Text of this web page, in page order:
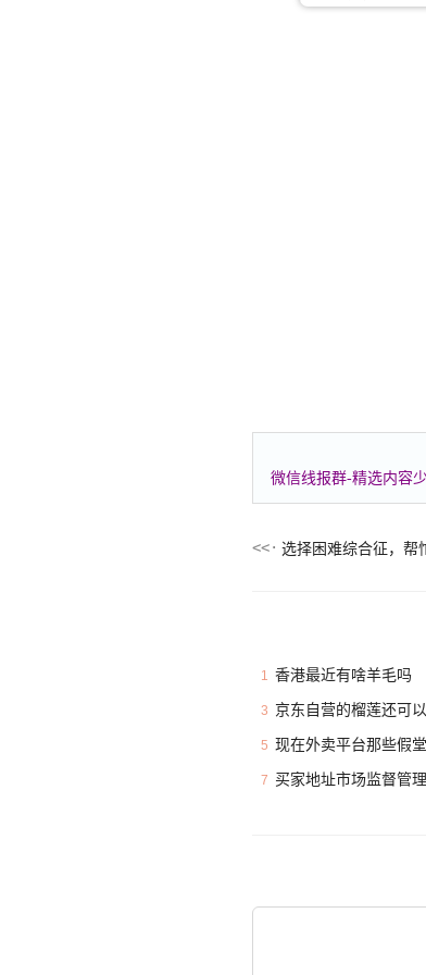
微信线报群-精选内容
选择困难综合征，帮
1 香港最近有啥羊毛吗
3 京东自营的榴莲还可以
5 现在外卖平台那些假
7 买家地址市场监督管